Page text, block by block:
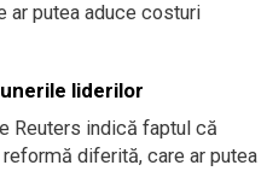
ar putea aduce costuri
liderilor
Reuters indică faptul că
diferită, care ar putea